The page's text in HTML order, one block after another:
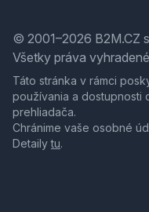
© 2001–2026 B2M.CZ
Všetky práva
Táto stránka v rámci
používania a dostupnosti
prehliadača.
Chránime vaše osobné
Detailytu.